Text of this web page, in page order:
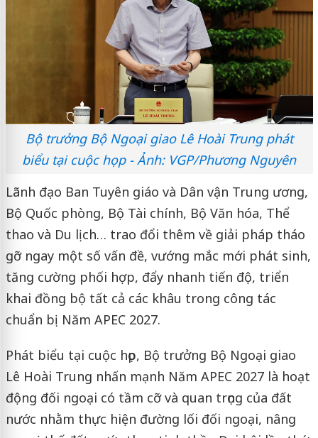
Bộ trưởng Bộ Ngoại giao Lê Hoài Trung phát
biểu tại cuộc họp - Ảnh: VGP/Phương Nguyên
Lãnh đạo Ban Tuyên giáo và Dân vận Trung ương,
Bộ Quốc phòng, Bộ Tài chính, Bộ Văn hóa, Thể
thao và Du lịch… trao đổi thêm về giải pháp tháo
gỡ ngay một số vấn đề, vướng mắc mới phát sinh,
tăng cường phối hợp, đẩy nhanh tiến độ, triển
khai đồng bộ tất cả các khâu trong công tác
chuẩn bị Năm APEC 2027.
Phát biểu tại cuộc họp, Bộ trưởng Bộ Ngoại giao
Lê Hoài Trung nhấn mạnh Năm APEC 2027 là hoạt
động đối ngoại có tầm cỡ và quan trọng của đất
nước nhằm thực hiện đường lối đối ngoại, nâng